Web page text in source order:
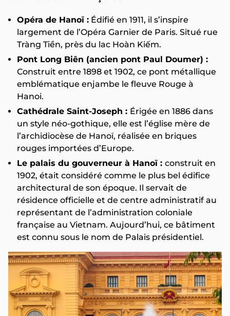
Opéra de Hanoï : Édifié en 1911, il s’inspire
largement de l’Opéra Garnier de Paris. Situé rue
Tràng Tiền, près du lac Hoàn Kiếm.
Pont Long Biên (ancien pont Paul Doumer) :
Construit entre 1898 et 1902, ce pont métallique
emblématique enjambe le fleuve Rouge à
Hanoi.
Cathédrale Saint-Joseph : Érigée en 1886 dans
un style néo-gothique, elle est l’église mère de
l’archidiocèse de Hanoï, réalisée en briques
rouges importées d’Europe.
Le palais du gouverneur à Hanoï : construit en
1902, était considéré comme le plus bel édifice
architectural de son époque. Il servait de
résidence officielle et de centre administratif au
représentant de l’administration coloniale
française au Vietnam. Aujourd’hui, ce bâtiment
est connu sous le nom de Palais présidentiel.